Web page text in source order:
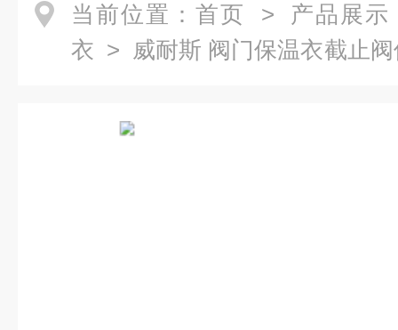
当前位置： 首页 > 产品展示
衣 > 威耐斯 阀门保温衣截止